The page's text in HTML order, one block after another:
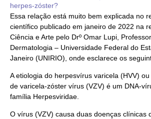
herpes-zóster?
Essa relação está muito bem explicada no
científico publicado em janeiro de 2022 na
Ciência e Arte pelo Drº Omar Lupi,
Dermatologia – Universidade Federal do
Janeiro (UNIRIO), onde esclarece os
A etiologia do herpesvírus varicela (HVV)
de varicela-zóster vírus (VZV) é um DNA-
família Herpesviridae.
O vírus (VZV) causa duas doenças clínicas